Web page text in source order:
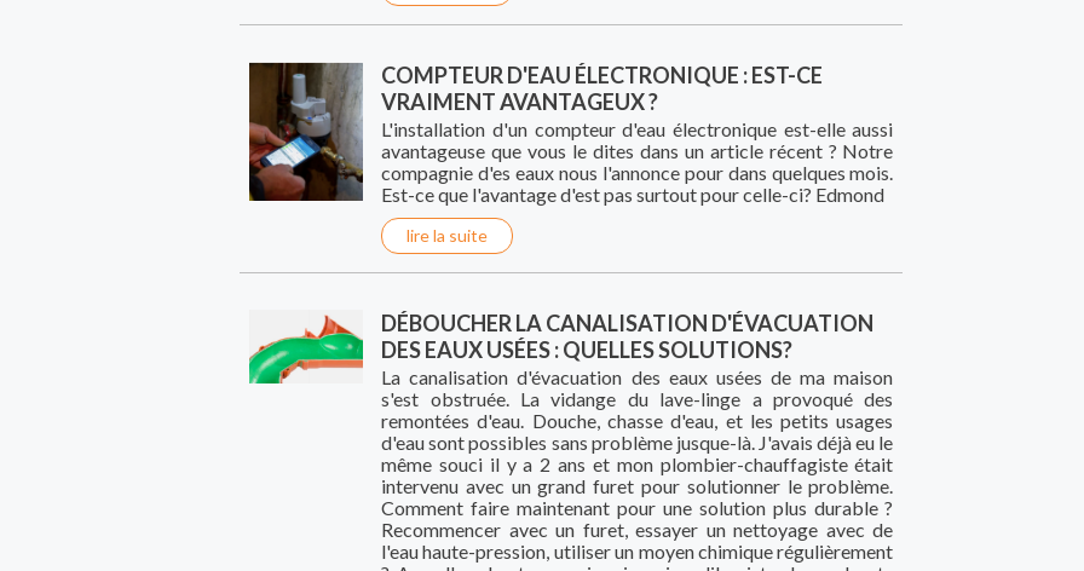
COMPTEUR D'EAU ÉLECTRONIQUE : EST-CE
VRAIMENT AVANTAGEUX ?
L'installation d'un compteur d'eau électronique est-elle aussi
avantageuse que vous le dites dans un article récent ? Notre
compagnie d'es eaux nous l'annonce pour dans quelques mois.
Est-ce que l'avantage d'est pas surtout pour celle-ci? Edmond
lire la suite
DÉBOUCHER LA CANALISATION D'ÉVACUATION
DES EAUX USÉES : QUELLES SOLUTIONS?
La canalisation d'évacuation des eaux usées de ma maison
s'est obstruée. La vidange du lave-linge a provoqué des
remontées d'eau. Douche, chasse d'eau, et les petits usages
d'eau sont possibles sans problème jusque-là. J'avais déjà eu le
même souci il y a 2 ans et mon plombier-chauffagiste était
intervenu avec un grand furet pour solutionner le problème.
Comment faire maintenant pour une solution plus durable ?
Recommencer avec un furet, essayer un nettoyage avec de
l'eau haute-pression, utiliser un moyen chimique régulièrement